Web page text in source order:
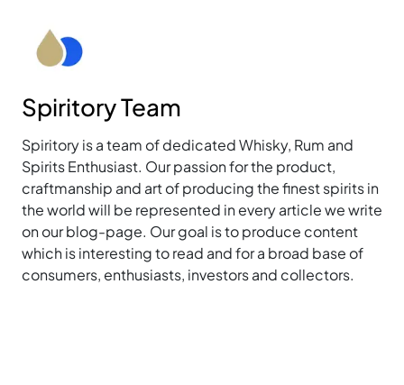
Spiritory Team
Spiritory is a team of dedicated Whisky, Rum and
Spirits Enthusiast. Our passion for the product,
craftmanship and art of producing the finest spirits in
the world will be represented in every article we write
on our blog-page. Our goal is to produce content
which is interesting to read and for a broad base of
consumers, enthusiasts, investors and collectors.